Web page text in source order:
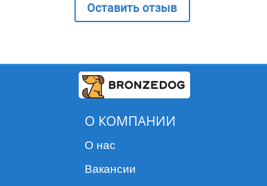
Оставить отзыв
О КОМПАНИИ
О нас
Вакансии